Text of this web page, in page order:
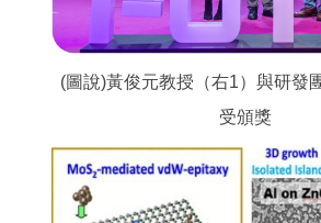
(圖說)黃俊元教授（右1）與研發
受頒獎